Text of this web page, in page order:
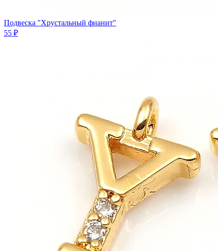
Подвеска "Хрустальный фианит"
55 ₽